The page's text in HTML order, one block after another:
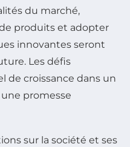
du marché,
produits et adopter
innovantes seront
Les défis
de croissance dans un
promesse
sur la société et ses